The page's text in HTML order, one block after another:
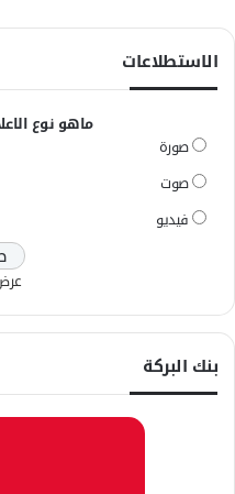
الاستطلاعات
ماهو نوع
صورة
صوت
فيديو
بنك البركة